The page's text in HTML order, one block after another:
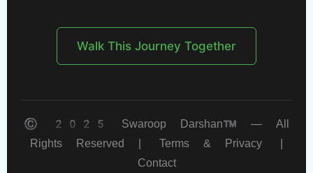
Walk This Journey Together
© 2025 Swaroop Darshan™ — All
Rights Reserved |
Terms & Privacy
|
Contact